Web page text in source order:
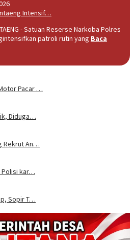
Intensif…
- Satuan Reserse Narkoba Polres
patroli rutin yang Baca
Pacar …
Diduga…
Rekrut An…
Polisi kar…
Sopir T…